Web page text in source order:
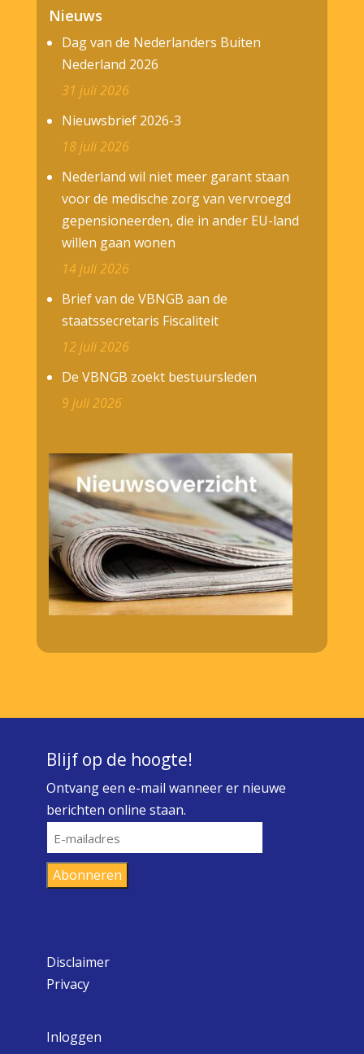
Nieuws
Dag van de Nederlanders Buiten
Nederland 2026
31 juli 2026
Nieuwsbrief 2026-3
18 juli 2026
Nederland wil niet meer garant staan
voor de medische zorg van vervroegd
gepensioneerden, die in ander EU-land
willen gaan wonen
14 juli 2026
Brief van de VBNGB aan de
staatssecretaris Fiscaliteit
12 juli 2026
De VBNGB zoekt bestuursleden
9 juli 2026
Blijf op de hoogte!
Ontvang een e-mail wanneer er nieuwe
berichten online staan.
E-
mailadres
Abonneren
Disclaimer
Privacy
Inloggen